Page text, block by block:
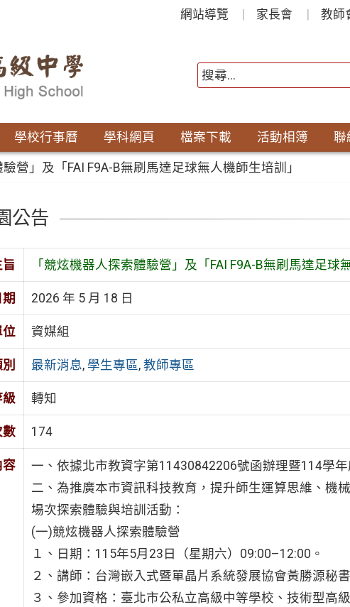
網站導覽 家長會 教師
學校行事曆 學科網頁 檔案下載 活動相簿 聯
驗營」及「FAI F9A-B無刷馬達足球無人機師生培訓」
公告
「競炫機器人探索體驗營」及「FAI F9A-B無刷馬達足球
2026 年 5 月 18 日
資媒組
最新消息, 學生專區, 教師專區
轉知
數 174
容
一、依據北市教資字第11430842206號函辦理暨114學
二、為推廣本市資訊科技教育，提升師生運算思維、機
場次探索體驗與培訓活動：
(一)競炫機器人探索體驗營
１、日期：115年5月23日（星期六）09:00–12:00。
２、講師：台灣嵌入式暨單晶片系統發展協會黃勝源秘書
３、參加資格：臺北市公私立高級中等學校、技術型高